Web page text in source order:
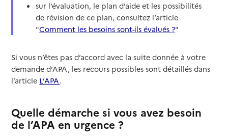
sur l’évaluation, le plan d’aide et les possibilités
de révision de ce plan, consultez l’article
"Comment les besoins sont-ils évalués ?"
Si vous n’êtes pas d’accord avec la suite donnée à votre
demande d’APA, les recours possibles sont détaillés dans
l’article L’APA.
Quelle démarche si vous avez besoin
de l’APA en urgence ?